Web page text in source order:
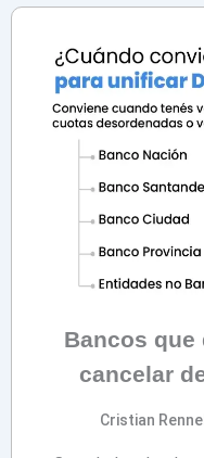
Bancos que
cancelar
Cristian